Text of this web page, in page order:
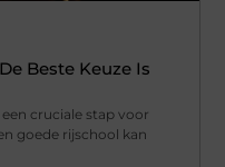
Beste Keuze Is
cruciale stap voor
goede rijschool kan